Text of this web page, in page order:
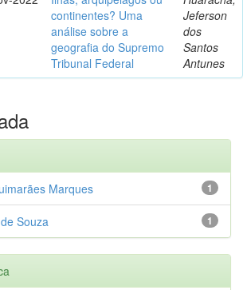
continentes? Uma
análise sobre a
geografia do Supremo
Tribunal Federal
Jeferson
dos
Santos
Antunes
1
Marques
1
Souza